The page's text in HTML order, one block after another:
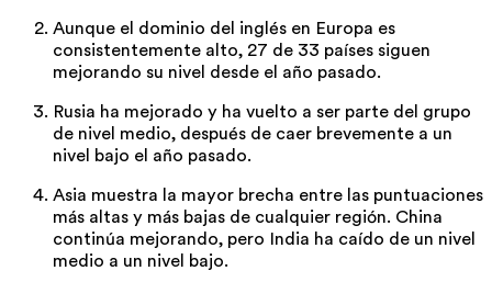
Aunque el dominio del inglés en Europa es
consistentemente alto, 27 de 33 países siguen
mejorando su nivel desde el año pasado.
Rusia ha mejorado y ha vuelto a ser parte del grupo
de nivel medio, después de caer brevemente a un
nivel bajo el año pasado.
Asia muestra la mayor brecha entre las puntuaciones
más altas y más bajas de cualquier región. China
continúa mejorando, pero India ha caído de un nivel
medio a un nivel bajo.